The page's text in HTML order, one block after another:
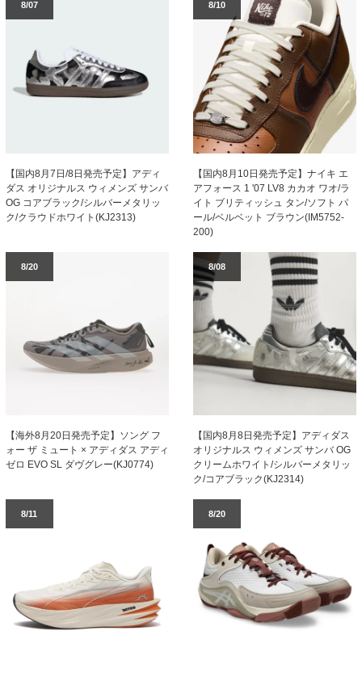
8/07
【国内8月7日/8日発売予定】アディ
ダス オリジナルス ウィメンズ サンバ
OG コアブラック/シルバーメタリッ
ク/クラウドホワイト(KJ2313)
8/10
【国内8月10日発売予定】ナイキ エ
アフォース 1 '07 LV8 カカオ ワオ/ラ
イト ブリティッシュ タン/ソフト パ
ール/ベルベット ブラウン(IM5752-
200)
8/20
【海外8月20日発売予定】ソング フ
ォー ザ ミュート × アディダス アディ
ゼロ EVO SL ダヴグレー(KJ0774)
8/08
【国内8月8日発売予定】アディダス
オリジナルス ウィメンズ サンバ OG
クリームホワイト/シルバーメタリッ
ク/コアブラック(KJ2314)
8/11 8/20